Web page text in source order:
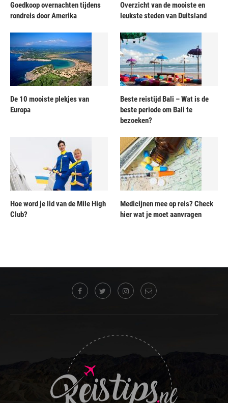
Goedkoop overnachten tijdens
rondreis door Amerika
Overzicht van de mooiste en
leukste steden van Duitsland
De 10 mooiste plekjes van
Europa
Beste reistijd Bali – Wat is de
beste periode om Bali te
bezoeken?
Hoe word je lid van de Mile High
Club?
Medicijnen mee op reis? Check
hier wat je moet aanvragen